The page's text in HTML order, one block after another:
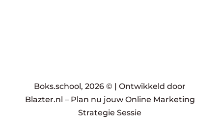
Boks.school, 2026 © |Ontwikkeld door
Blazter.nl – Plan nu jouw Online Marketing
Strategie Sessie